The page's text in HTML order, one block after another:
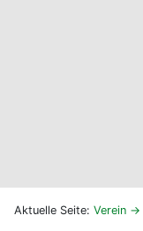
Aktuelle Seite: Verein